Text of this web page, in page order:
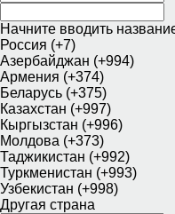
Начните вводить
Россия (+7)
Азербайджан (+994)
Армения (+374)
Беларусь (+375)
Казахстан (+997)
Кыргызстан (+996)
Молдова (+373)
Таджикистан (+992)
Туркменистан (+993)
Узбекистан (+998)
Другая страна